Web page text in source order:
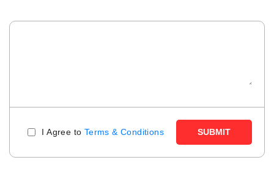
I Agree to Terms & Conditions SUBMIT